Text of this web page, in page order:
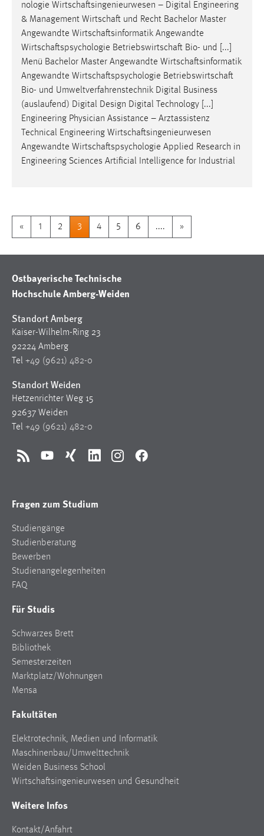
nologie Wirtschaftsingenieurwesen – Digital Engineering
& Management Wirtschaft und Recht Bachelor Master
Angewandte Wirtschaftsinformatik Angewandte
Wirtschaftspsychologie Betriebswirtschaft Bio- und [...]
Menü Bachelor Master Angewandte Wirtschaftsinformatik
Angewandte Wirtschaftspsychologie Betriebswirtschaft
Bio- und Umweltverfahrenstechnik Digital Business
(auslaufend) Digital Design Digital Technology [...]
Engineering Physician Assistance – Arztassistenz
Technical Engineering Wirtschaftsingenieurwesen
Angewandte Wirtschaftspsychologie Applied Research in
Engineering Sciences Artificial Intelligence for Industrial
« 1 2 3 4 5 6 .... »
Ostbayerische Technische
Hochschule Amberg-Weiden
Standort Amberg
Kaiser-Wilhelm-Ring 23
92224 Amberg
Tel +49 (9621) 482-0
Standort Weiden
Hetzenrichter Weg 15
92637 Weiden
Tel +49 (9621) 482-0
RSS YouTubeXing LinkedInInstagramFacebook
Fragen zum Studium
Studiengänge
Studienberatung
Bewerben
Studienangelegenheiten
FAQ
Für Studis
Schwarzes Brett
Bibliothek
Semesterzeiten
Marktplatz/Wohnungen
Mensa
Fakultäten
Elektrotechnik, Medien und Informatik
Maschinenbau/Umwelttechnik
Weiden Business School
Wirtschaftsingenieurwesen und Gesundheit
Weitere Infos
Kontakt/Anfahrt